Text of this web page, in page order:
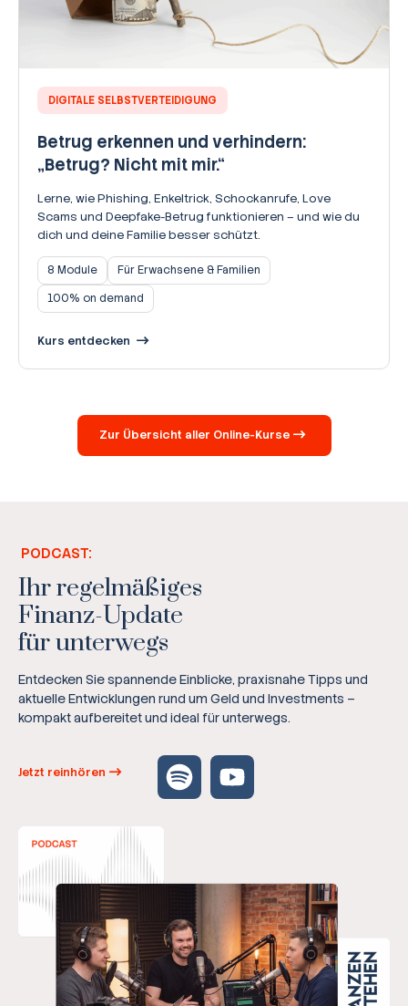
DIGITALE SELBSTVERTEIDIGUNG
Betrug erkennen und verhindern:
„Betrug? Nicht mit mir.“
Lerne, wie Phishing, Enkeltrick, Schockanrufe, Love
Scams und Deepfake-Betrug funktionieren – und wie du
dich und deine Familie besser schützt.
8 Module
Für Erwachsene & Familien
100% on demand
Kurs entdecken
Zur Übersicht aller Online-Kurse
PODCAST:
Ihr regelmäßiges
Finanz-Update
für unterwegs
Entdecken Sie spannende Einblicke, praxisnahe Tipps und
aktuelle Entwicklungen rund um Geld und Investments –
kompakt aufbereitet und ideal für unterwegs.
Jetzt reinhören